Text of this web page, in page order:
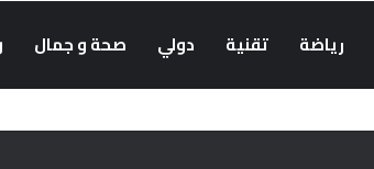
رياضة تقنية دولي صحة و جمال